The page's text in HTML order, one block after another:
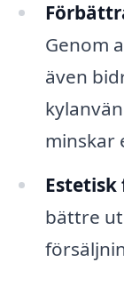
Genom
även
minskar
bättre